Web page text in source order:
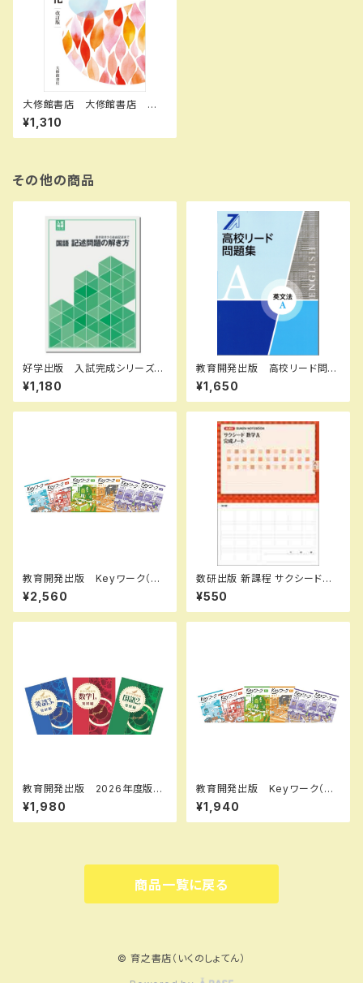
大修館書店 大修館書店 高
校教科書 言語文化 改訂
版 ［教番：言文050-901］
新品 ISBN：97844696242
¥1,310
その他の商品
好学出版 入試完成シリーズ
国語 記述問題の解き方 202
6年度版 新品完全セット ISB
N：B0D3B6KZGL ISBN-10：
¥1,180
教育開発出版 高校リード問題
集 英文法 A ，英文法 B 202
6年度版 各科目（選択くださ
い） 新品完全セット ISBN
¥1,650
教育開発出版 Keyワーク（キ
ーワーク）＋ Keyテスト（キーテ
スト）2冊セット 公民（ご選択く
ださい） 中3年 2026年度
¥2,560
数研出版 新課程 サクシード数
学A 完成ノート 図形の性質
新品 問題集本体のみ 別冊
解答なし ISBN：978441072
¥550
教育開発出版 2026年度版
新中学問題集 数学 中1～3
発展編 各学年（選択くださ
い） 新品完全セット
¥1,980
教育開発出版 Keyワーク（キ
ーワーク） 数学 中1～3（ご
選択ください） 2026年度版
新品完全セット
¥1,940
商品一覧に戻る
© 育之書店（いくのしょてん）